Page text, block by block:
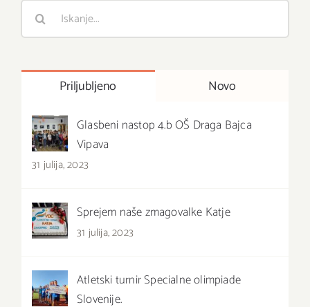
Priljubljeno Novo
Glasbeni nastop 4.b OŠ Draga Bajca
Vipava
31 julija, 2023
Sprejem naše zmagovalke Katje
31 julija, 2023
Atletski turnir Specialne olimpiade
Slovenije.